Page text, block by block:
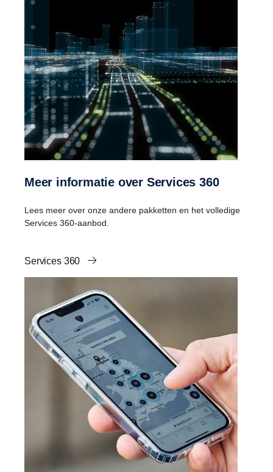
Meer informatie over Services 360
Lees meer over onze andere pakketten en het volledige
Services 360-aanbod.
Services 360